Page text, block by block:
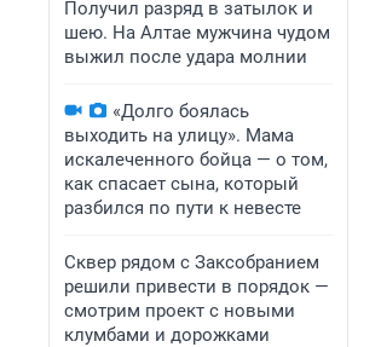
Получил разряд в затылок и
шею. На Алтае мужчина чудом
выжил после удара молнии
«Долго боялась
выходить на улицу». Мама
искалеченного бойца — о том,
как спасает сына, который
разбился по пути к невесте
Сквер рядом с Заксобранием
решили привести в порядок —
смотрим проект с новыми
клумбами и дорожками